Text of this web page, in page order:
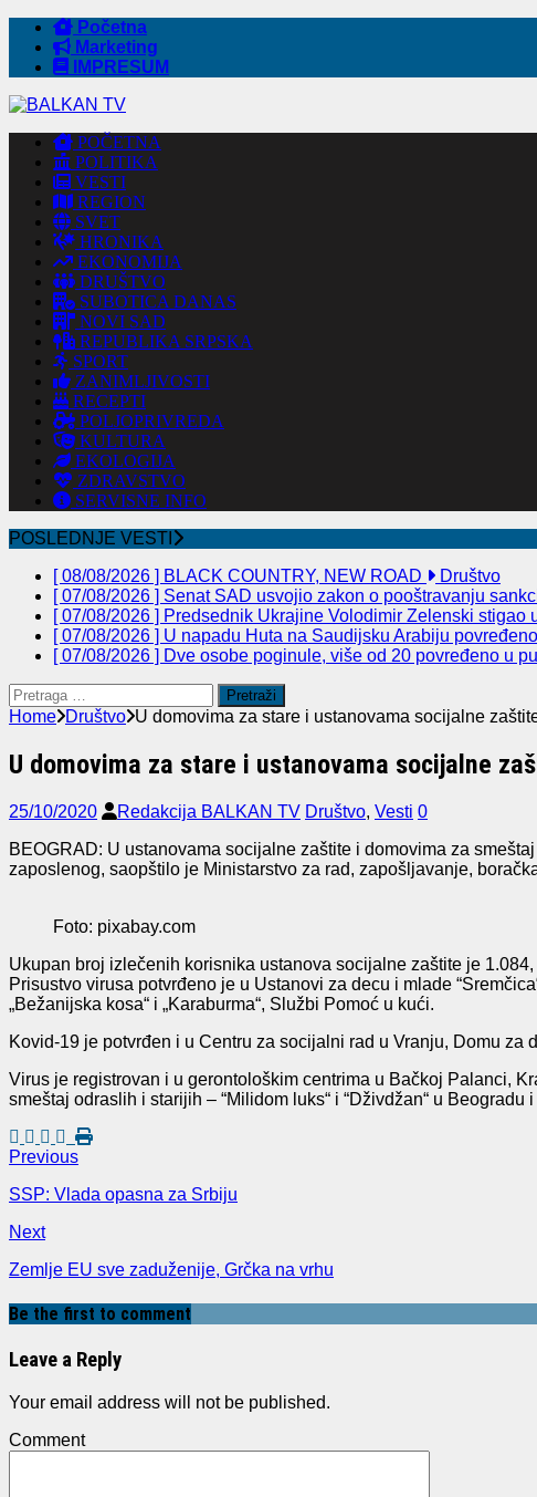
Početna
Marketing
IMPRESUM
POČETNA
POLITIKA
VESTI
REGION
SVET
HRONIKA
EKONOMIJA
DRUŠTVO
SUBOTICA DANAS
NOVI SAD
REPUBLIKA SRPSKA
SPORT
ZANIMLJIVOSTI
RECEPTI
POLJOPRIVREDA
KULTURA
EKOLOGIJA
ZDRAVSTVO
SERVISNE INFO
POSLEDNJE VESTI
[ 08/08/2026 ] BLACK COUNTRY, NEW ROAD
Društvo
[ 07/08/2026 ] Senat SAD usvojio zakon o pooštravanju
[ 07/08/2026 ] Predsednik Ukrajine Volodimir Zelenski stigao
[ 07/08/2026 ] U napadu Huta na Saudijsku Arabiju
[ 07/08/2026 ] Dve osobe poginule, više od 20 povređeno u
Pretraga
za:
Home Društvo U domovima za stare i ustanovama socijalne
U domovima za stare i ustanovama socijalne
25/10/2020 Redakcija BALKAN TV Društvo, Vesti 0
BEOGRAD: U ustanovama socijalne zaštite i domovima za
zaposlenog, saopštilo je Ministarstvo za rad, zapošljavanje,
Foto: pixabay.com
Ukupan broj izlečenih korisnika ustanova socijalne zaštite je
Prisustvo virusa potvrđeno je u Ustanovi za decu i mlade
„Bežanijska kosa“ i „Karaburma“, Službi Pomoć u kući.
Kovid-19 je potvrđen i u Centru za socijalni rad u Vranju, Domu
Virus je registrovan i u gerontološkim centrima u Bačkoj Palanci,
smeštaj odraslih i starijih – “Milidom luks“ i “Dživdžan“ u Beogradu
Previous
SSP: Vlada opasna za Srbiju
Next
Zemlje EU sve zaduženije, Grčka na vrhu
Be the first to comment
Leave a Reply
Your email address will not be published.
Comment